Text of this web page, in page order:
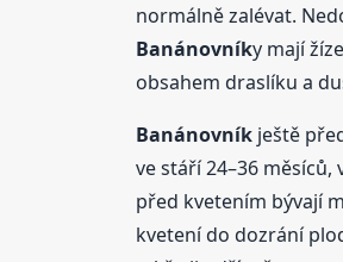
normálně zalévat.
Banánovníky mají
obsahem draslíku a
Banánovníkještě
ve stáří 24–36
před kvetením bývají
kvetení do dozrání